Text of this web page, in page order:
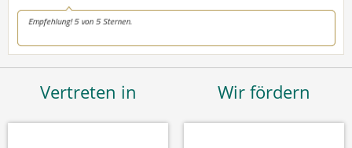
Vertreten in Wir fördern